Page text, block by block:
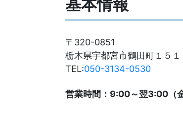
基本情報
〒320-0851
栃木県宇都宮市鶴田町１５
TEL:050-3134-0530
営業時間：9:00～翌3:00（